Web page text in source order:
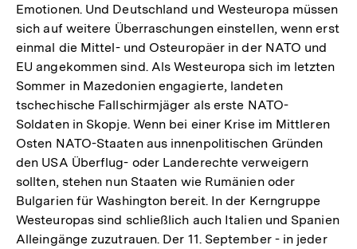
Emotionen. Und Deutschland und Westeuropa müssen
sich auf weitere Überraschungen einstellen, wenn erst
einmal die Mittel- und Osteuropäer in der NATO und
EU angekommen sind. Als Westeuropa sich im letzten
Sommer in Mazedonien engagierte, landeten
tschechische Fallschirmjäger als erste NATO-
Soldaten in Skopje. Wenn bei einer Krise im Mittleren
Osten NATO-Staaten aus innenpolitischen Gründen
den USA Überflug- oder Landerechte verweigern
sollten, stehen nun Staaten wie Rumänien oder
Bulgarien für Washington bereit. In der Kerngruppe
Westeuropas sind schließlich auch Italien und Spanien
Alleingänge zuzutrauen. Der 11. September - in jeder